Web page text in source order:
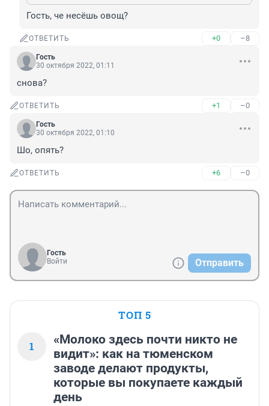
Гость, че несёшь овощ?
ОТВЕТИТЬ +0 –8
Гость
30 октября 2022, 01:11
снова?
ОТВЕТИТЬ +1 –0
Гость
30 октября 2022, 01:10
Шо, опять?
ОТВЕТИТЬ +6 –0
Гость
Войти
Отправить
ТОП 5
1
«Молоко здесь почти никто не
видит»: как на тюменском
заводе делают продукты,
которые вы покупаете каждый
день